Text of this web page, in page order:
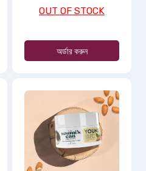
OUT OF STOCK
অর্ডার করুন